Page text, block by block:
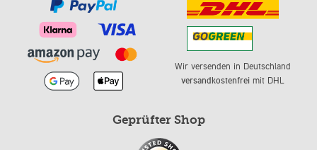
Wir versenden in Deutschland
versandkostenfreimit DHL
Geprüfter Shop